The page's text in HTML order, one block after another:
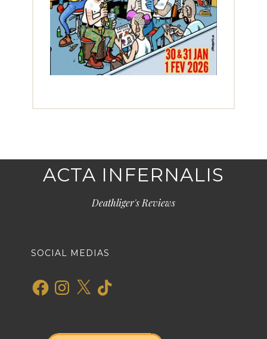
ACTA INFERNALIS
Deathliger's Reviews
SOCIAL MEDIAS
FacebookInstagram
X TikTok